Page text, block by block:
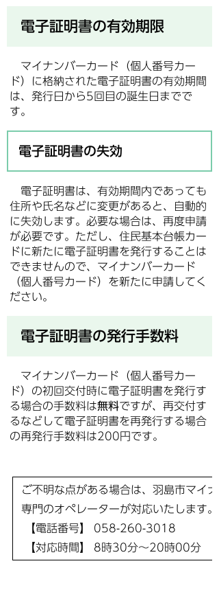
電子証明書の有効期限
マイナンバーカード（個人番号カー
ド）に格納された電子証明書の有効期間
は、発行日から5回目の誕生日までで
す。
電子証明書の失効
電子証明書は、有効期間内であっても
住所や氏名などに変更があると、自動的
に失効します。必要な場合は、再度申請
が必要です。ただし、住民基本台帳カー
ドに新たに電子証明書を発行することは
できませんので、マイナンバーカード
（個人番号カード）を新たに申請してく
ださい。
電子証明書の発行手数料
マイナンバーカード（個人番号カー
ド）の初回交付時に電子証明書を発行す
る場合の手数料は無料ですが、再交付す
るなどして電子証明書を再発行する場合
の再発行手数料は200円です。
ご不明な点がある場合は、羽島市マイ
専門のオペレーターが対応いたします。
【電話番号】 058-260-3018
【対応時間】 8時30分～20時00分